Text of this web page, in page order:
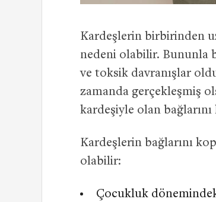
Kardeşlerin birbirinden
nedeni olabilir. Bununla
ve toksik davranışlar
zamanda gerçekleşmiş
kardeşiyle olan
Kardeşlerin bağlarını
olabilir:
Çocukluk